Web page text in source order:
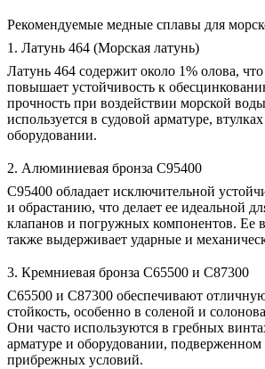
Рекомендуемые медные сплавы для
1. Латунь 464 (Морская латунь)
Латунь 464 содержит около 1% олова,
повышает устойчивость к
прочность при воздействии морской
используется в судовой арматуре,
оборудовании.
2. Алюминиевая бронза C95400
C95400 обладает исключительной
и обрастанию, что делает ее идеальной
клапанов и погружных компонентов. Ее
также выдерживает ударные и
3. Кремниевая бронза C65500 и C87300
C65500 и C87300 обеспечивают
стойкость, особенно в соленой и
Они часто используются в гребных
арматуре и оборудовании,
прибрежных условий.